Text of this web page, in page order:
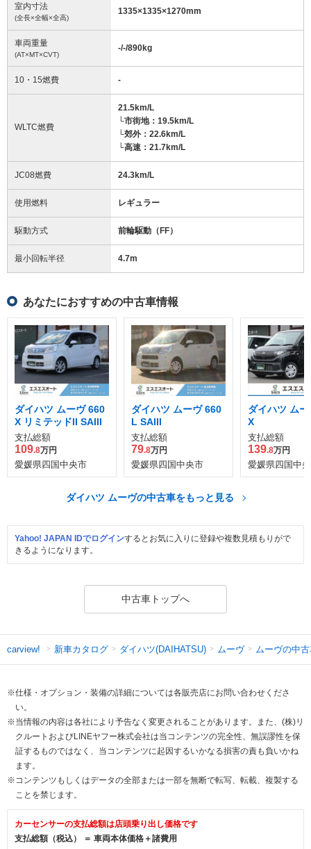
室内寸法
(全長×全幅×全高)
1335×1335×1270mm
車両重量
(AT×MT×CVT)
-/-/890kg
10・15燃費 -
WLTC燃費
21.5km/L
└市街地：19.5km/L
└郊外：22.6km/L
└高速：21.7km/L
JC08燃費 24.3km/L
使用燃料 レギュラー
駆動方式 前輪駆動（FF）
最小回転半径 4.7m
あなたにおすすめの中古車情報
ダイハツ ムーヴ 660
X リミテッドII SAIII
支払総額
109.8万円
愛媛県四国中央市
ダイハツ ムーヴ 660
L SAIII
支払総額
79.8万円
愛媛県四国中央市
ダイハツ ム
X
支払総額
139.8万円
愛媛県四国中
ダイハツ ムーヴの中古車をもっと見る
Yahoo! JAPAN IDでログインするとお気に入りに登録や複数見積もりがで
きるようになります。
中古車トップへ
carview! 新車カタログ ダイハツ(DAIHATSU) ムーヴ ムーヴの中
※仕様・オプション・装備の詳細については各販売店にお問い合わせくださ
い。
※当情報の内容は各社により予告なく変更されることがあります。また、(株)リ
クルートおよびLINEヤフー株式会社は当コンテンツの完全性、無誤謬性を保
証するものではなく、当コンテンツに起因するいかなる損害の責も負いかね
ます。
※コンテンツもしくはデータの全部または一部を無断で転写、転載、複製する
ことを禁じます。
カーセンサーの支払総額は店頭乗り出し価格です
支払総額（税込） ＝ 車両本体価格＋諸費用